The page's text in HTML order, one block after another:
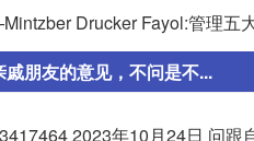
Drucker Fayol:管理五
朋友的意见，不问是不...
2023年10月24日 问跟